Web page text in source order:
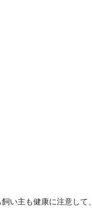
い主も健康に注意して